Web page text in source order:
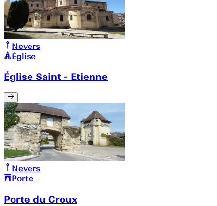
Nevers
Église
Église Saint - Etienne
Nevers
Porte
Porte du Croux